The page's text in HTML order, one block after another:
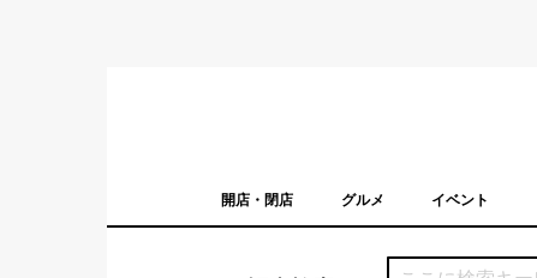
開店・閉店 グルメ イベント